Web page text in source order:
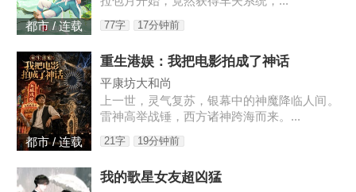
都市 / 连载 77字 17分钟前
都市 / 连载
重生港娱：我把电影拍成了神话
平康坊大和尚
上一世，灵气复苏，银幕中的神魔降临人间。
雷神高举战锤，西方诸神跨海而来。...
21字 19分钟前
我的歌星女友超凶猛